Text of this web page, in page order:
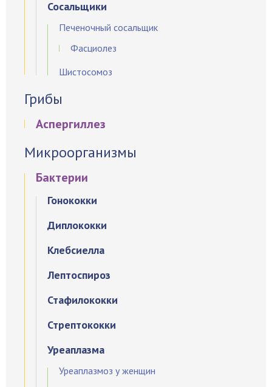
Сосальщики
Печеночный сосальщик
Фасциолез
Шистосомоз
Грибы
Аспергиллез
Микроорганизмы
Бактерии
Гонококки
Диплококки
Клебсиелла
Лептоспироз
Стафилококки
Стрептококки
Уреаплазма
Уреаплазмоз у женщин